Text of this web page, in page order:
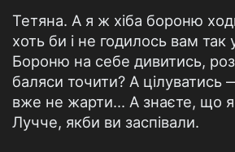
Тетяна. А я ж хіба бороню
хоть би і не годилось вам так
Бороню на себе дивитись,
баляси точити? А цілуватись
вже не жарти... А знаєте, що
Лучче, якби ви заспівали.